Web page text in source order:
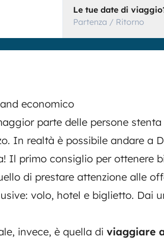
Le tue date di
Partenza / Ritorno
economico
parte delle persone
In realtà è possibile andare a
Il primo consiglio per ottenere
di prestare attenzione alle
volo, hotel e biglietto. Dai
invece, è quella di viaggiare